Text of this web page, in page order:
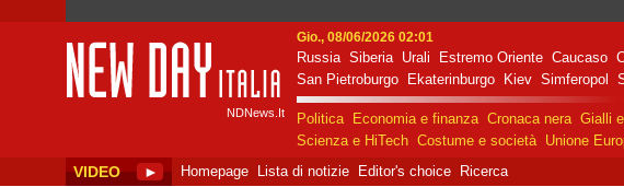
New Day Italia
NDNews.It
Gio., 08/06/2026 02:01
Russia Siberia Urali Estremo Oriente Caucaso
San Pietroburgo
Ekaterinburgo Kiev Simferopol
Politica Economia e finanza Cronaca nera Gialli
Scienza e HiTech Costume e società Unione
VIDEO ► Homepage Lista di notizie Editor's choice Ricerca